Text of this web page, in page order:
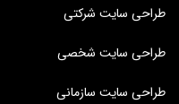
طراحی سایت شرکتی
طراحی سایت شخصی
طراحی سایت سازمانی